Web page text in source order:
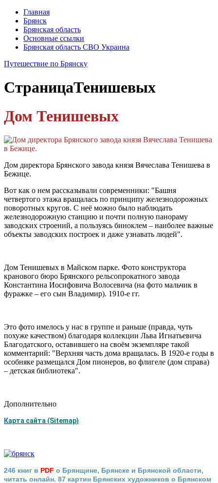
Главная
Брянск
Брянская область
Основные ссылки
Брянская область СВО Украина
Путешествие по Брянску
СтраницаТенишевых
Дом Тенишевых
Дом директора Брянского завода князя Вячеслава Тенишева в
Бежице.
Вот как о нем рассказывали современники: "Башня
четвертого этажа вращалась по принципу железнодорожных
поворотных кругов. С неё можно было наблюдать
железнодорожную станцию и почти полную панораму
заводских строений, а пользуясь биноклем – наиболее важные
объекты заводских построек и даже узнавать людей".
Дом Тенишевых в Майском парке. Фото конструктора
кранового бюро Брянского рельсопрокатного завода
Константина Иосифовича Волосевича (на фото мальчик в
фуражке – его сын Владимир). 1910-е гг.
Это фото имелось у нас в группе и раньше (правда, чуть
похуже качеством) благодаря коллекции Льва Игнатьевича
Благодатского, оставившего на своём экземпляре такой
комментарий: "Верхняя часть дома вращалась. В 1920-е годы в
особняке размещался Дом пионеров, во флигеле (дом справа)
– детская библиотека".
Дополнительно
Карта сайта (Sitemap)
246 книг в PDF о Брянщине, Брянске и Брянской области,
читать онлайн. 87 картин Брянских художников о Брянском